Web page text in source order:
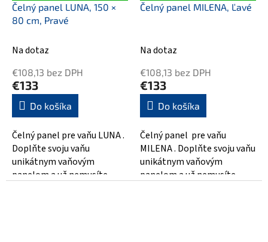
Čelný panel LUNA, 150 ×
80 cm, Pravé
Na dotaz
€108,13 bez DPH
€133
Do košíka
Čelný panel pre vaňu LUNA .
Doplňte svoju vaňu
unikátnym vaňovým
panelom a už nemusíte
Čelný panel MILENA, Ľavé
Na dotaz
€108,13 bez DPH
€133
Do košíka
Čelný panel pre vaňu
MILENA . Doplňte svoju vaňu
unikátnym vaňovým
panelom a už nemusíte